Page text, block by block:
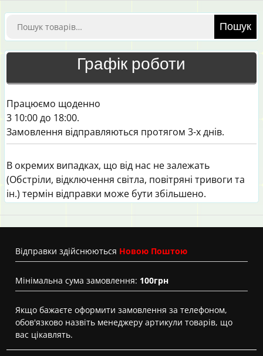
Шукати: Пошук
Графік роботи
Працюємо щоденно
3 10:00 до 18:00.
Замовлення відправляються протягом 3-х днів.
В окремих випадках, що від нас не залежать
(Обстріли, відключення світла, повітряні тривоги та
ін.) термін відправки може бути збільшено.
Вiдправки здійснюються Новою Поштою
Мінімальна сума замовлення: 100грн
Якщо бажаєте оформити замовлення за телефоном,
обов'язково назвіть менеджеру артикули товарів, що
вас цікавлять.